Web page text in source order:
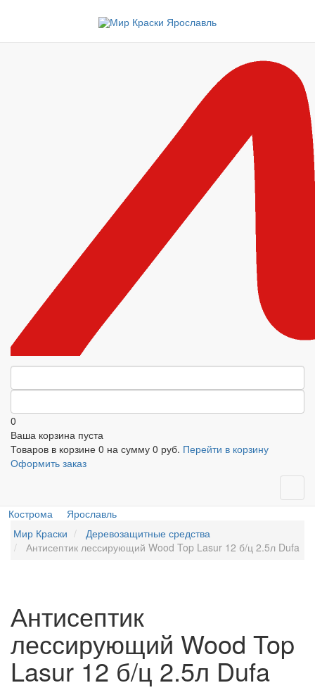
0
Ваша корзина пуста
Товаров в корзине 0 на сумму 0 руб. Перейти в корзину
Оформить заказ
Кострома
Ярославль
Мир Краски
Деревозащитные средства
Антисептик лессирующий Wood Top Lasur 12 б/ц 2.5л Dufa
Антисептик
лессирующий Wood Top
Lasur 12 б/ц 2.5л Dufa